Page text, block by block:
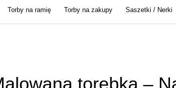
Torby na ramię Torby na zakupy Saszetki / Nerki
torebka –